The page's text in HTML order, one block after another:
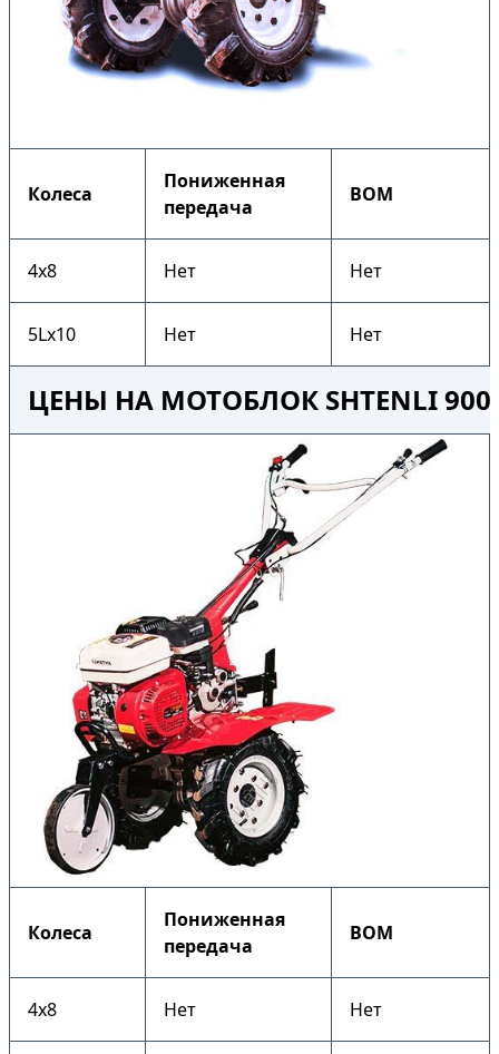
Колеса
Пониженная
передача
ВОМ
4х8 Нет Нет
5Lх10 Нет Нет
ЦЕНЫ НА МОТОБЛОК SHTENLI
Колеса
Пониженная
передача
ВОМ
4х8 Нет Нет